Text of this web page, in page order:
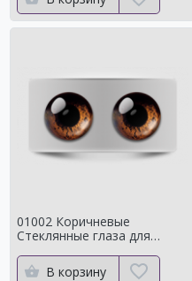
01002 Коричневые
Стеклянные глаза для
Натуральный цвет
В корзину